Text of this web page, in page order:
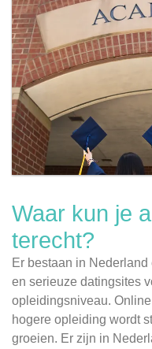
Waar kun je
terecht?
Er bestaan in
en serieuze datingsites
opleidingsniveau.
hogere opleiding wordt
groeien. Er zijn in